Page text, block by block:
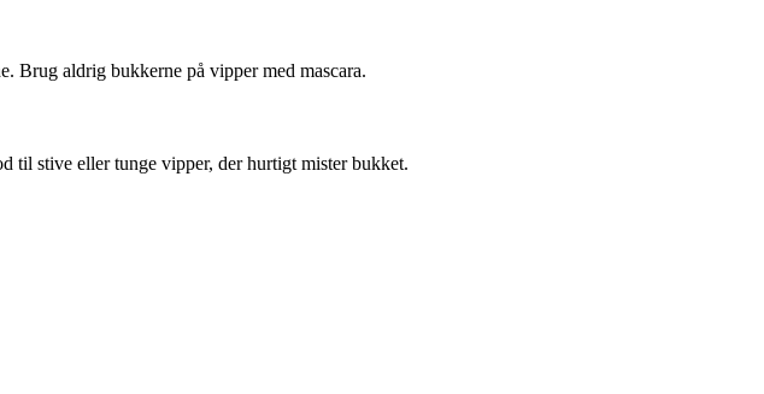
Brug aldrig bukkerne på vipper med mascara.
til stive eller tunge vipper, der hurtigt mister bukket.